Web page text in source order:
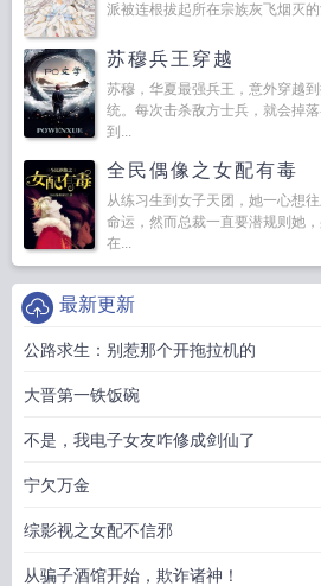
派被连根拔起所在宗族灰飞烟灭
苏穆兵王穿越
苏穆，华夏最强兵王，意外穿越
统。每次击杀敌方士兵，就会掉
到...
全民偶像之女配有毒
从练习生到女子天团，她一心想
命运，然而总裁一直要潜规则她
在...
最新更新
公路求生：别惹那个开拖拉机的
大晋第一铁饭碗
不是，我电子女友咋修成剑仙了
宁欠万金
综影视之女配不信邪
从骗子酒馆开始，欺诈诸神！